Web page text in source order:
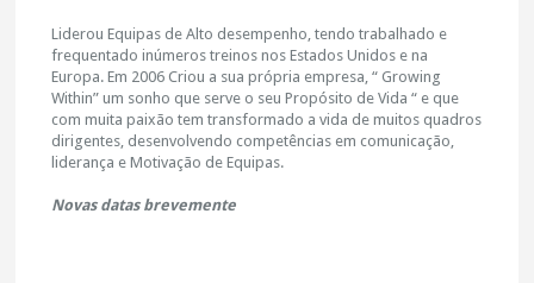
Liderou Equipas de Alto desempenho, tendo trabalhado e
frequentado inúmeros treinos nos Estados Unidos e na
Europa. Em 2006 Criou a sua própria empresa, “ Growing
Within” um sonho que serve o seu Propósito de Vida “ e que
com muita paixão tem transformado a vida de muitos quadros
dirigentes, desenvolvendo competências em comunicação,
liderança e Motivação de Equipas.
Novas datas brevemente